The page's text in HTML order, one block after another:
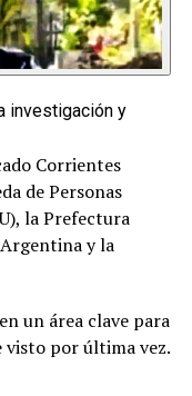
investigación y
Corrientes
de Personas
la Prefectura
y la
un área clave para
visto por última vez.